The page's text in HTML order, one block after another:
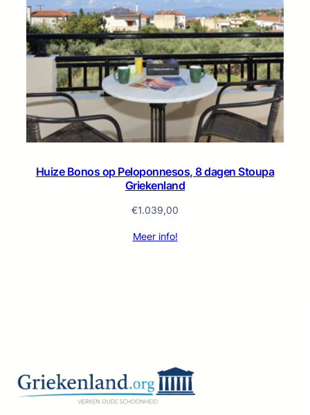
Huize Bonos op Peloponnesos, 8 dagen Stoupa
Griekenland
€1.039,00
Meer info!